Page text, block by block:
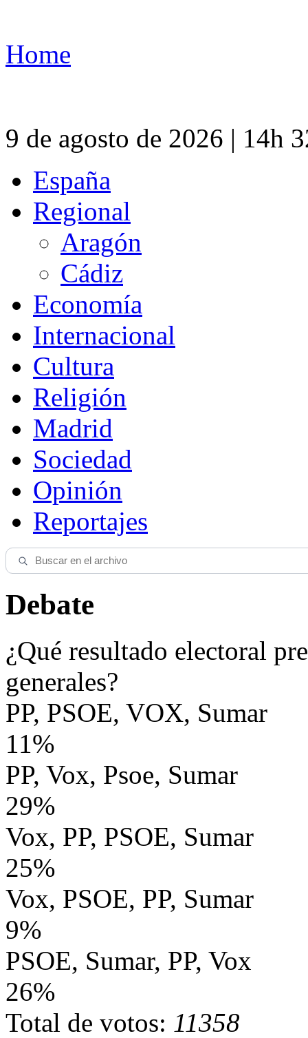
Home
9 de agosto de 2026 | 14h
España
Regional
Aragón
Cádiz
Economía
Internacional
Cultura
Religión
Madrid
Sociedad
Opinión
Reportajes
Debate
¿Qué resultado electoral
generales?
PP, PSOE, VOX, Sumar
11%
PP, Vox, Psoe, Sumar
29%
Vox, PP, PSOE, Sumar
25%
Vox, PSOE, PP, Sumar
9%
PSOE, Sumar, PP, Vox
26%
Total de votos: 11358